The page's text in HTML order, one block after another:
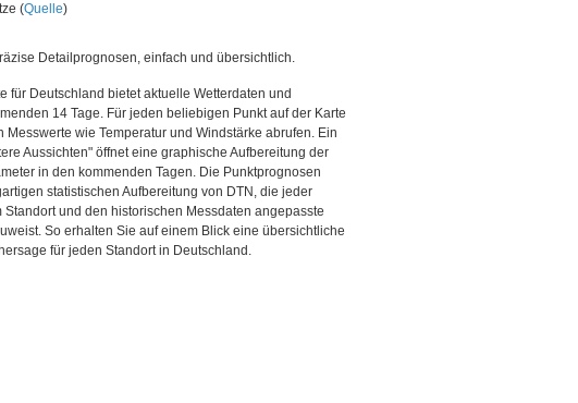
(Quelle)
Detailprognosen, einfach und übersichtlich.
für Deutschland bietet aktuelle Wetterdaten und
14 Tage. Für jeden beliebigen Punkt auf der Karte
Messwerte wie Temperatur und Windstärke abrufen. Ein
Aussichten" öffnet eine graphische Aufbereitung der
in den kommenden Tagen. Die Punktprognosen
statistischen Aufbereitung von DTN, die jeder
Standort und den historischen Messdaten angepasste
So erhalten Sie auf einem Blick eine übersichtliche
für jeden Standort in Deutschland.